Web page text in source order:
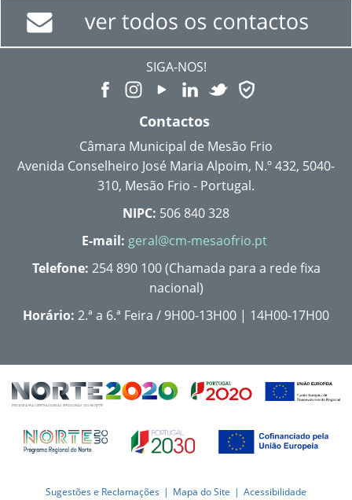
SIGA-NOS!
Contactos
Câmara Municipal de Mesão Frio
Avenida Conselheiro José Maria Alpoim, N.º 432, 5040-
310, Mesão Frio - Portugal.
NIPC: 506 840 328
E-mail: geral@cm-mesaofrio.pt
Telefone: 254 890 100 (Chamada para a rede fixa
nacional)
Horário: 2.ª a 6.ª Feira / 9H00-13H00 | 14H00-17H00
Sugestões e Reclamações Mapa do Site Acessibilidade